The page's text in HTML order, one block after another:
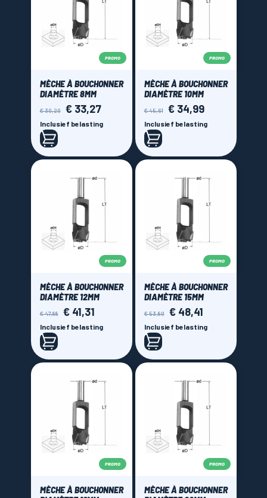
PROMO
MÈCHE À BOUCHONNER
DIAMÈTRE 8MM
Normale
prijs
€ 39,29 Prijs
€ 33,27
Inclusief belasting
PROMO
MÈCHE À BOUCHONNER
DIAMÈTRE 10MM
Normale
prijs
€ 45,61 Prijs
€ 34,99
Inclusief belasting
PROMO
MÈCHE À BOUCHONNER
DIAMÈTRE 12MM
Normale
prijs
€ 47,88 Prijs
€ 41,31
Inclusief belasting
PROMO
MÈCHE À BOUCHONNER
DIAMÈTRE 15MM
Normale
prijs
€ 53,80 Prijs
€ 48,41
Inclusief belasting
PROMO
MÈCHE À BOUCHONNER
PROMO
MÈCHE À BOUCHONNER